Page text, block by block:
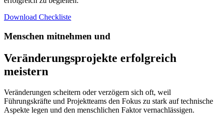
Download Checkliste
Menschen mitnehmen und
Veränderungsprojekte erfolgreich
meistern
Veränderungen scheitern oder verzögern sich oft, weil
Führungskräfte und Projektteams den Fokus zu stark auf technische
Aspekte legen und den menschlichen Faktor vernachlässigen.